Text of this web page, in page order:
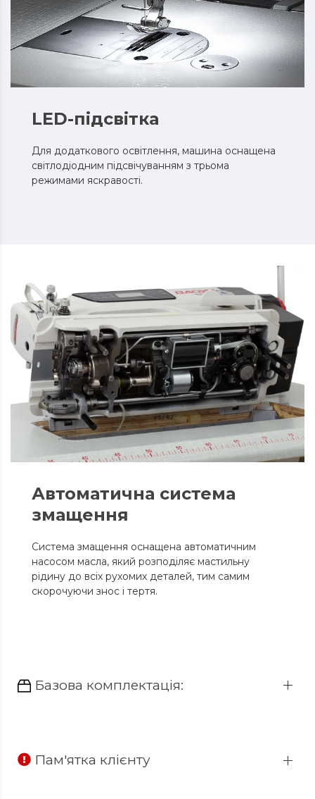
LED-підсвітка
Для додаткового освітлення, машина оснащена
світлодіодним підсвічуванням з трьома
режимами яскравості.
Автоматична система
змащення
Система змащення оснащена автоматичним
насосом масла, який розподіляє мастильну
рідину до всіх рухомих деталей, тим самим
скорочуючи знос і тертя.
Базова комплектація:
Пам'ятка клієнту